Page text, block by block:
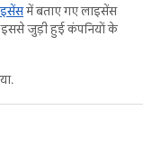
में बताए गए लाइसेंस
जुड़ी हुई कंपनियों के